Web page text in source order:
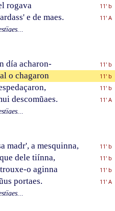
rogava
11' b
e de maes.
11' A
día acharon-
11' b
o chagaron
11' b
11' b
descomũaes.
11' A
madr', a mesquinna,
11' b
dele tiínna,
11' b
o aginna
11' b
portaes.
11' A